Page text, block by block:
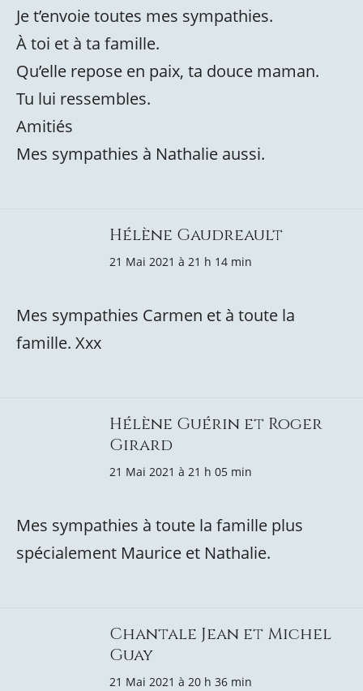
Je t’envoie toutes mes sympathies.
À toi et à ta famille.
Qu’elle repose en paix, ta douce maman.
Tu lui ressembles.
Amitiés
Mes sympathies à Nathalie aussi.
Hélène Gaudreault
21 Mai 2021 à 21 h 14 min
Mes sympathies Carmen et à toute la
famille. Xxx
Hélène Guérin et Roger
Girard
21 Mai 2021 à 21 h 05 min
Mes sympathies à toute la famille plus
spécialement Maurice et Nathalie.
Chantale Jean et Michel
Guay
21 Mai 2021 à 20 h 36 min